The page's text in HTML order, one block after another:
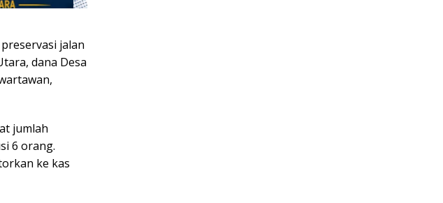
jalan
dana Desa
jumlah
6 orang.
ke kas